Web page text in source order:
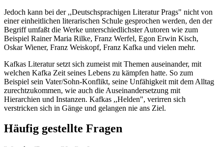
Jedoch kann bei der ,,Deutschsprachigen Literatur Prags" nicht von
einer einheitlichen literarischen Schule gesprochen werden, den der
Begriff umfaßt die Werke unterschiedlichster Autoren wie zum
Beispiel Rainer Maria Rilke, Franz Werfel, Egon Erwin Kisch,
Oskar Wiener, Franz Weiskopf, Franz Kafka und vielen mehr.
Kafkas Literatur setzt sich zumeist mit Themen auseinander, mit
welchen Kafka Zeit seines Lebens zu kämpfen hatte. So zum
Beispiel sein Vater/Sohn-Konflikt, seine Unfähigkeit mit dem Alltag
zurechtzukommen, wie auch die Auseinandersetzung mit
Hierarchien und Instanzen. Kafkas ,,Helden", verirren sich
verstricken sich in Gänge und gelangen nie ans Ziel.
Häufig gestellte Fragen